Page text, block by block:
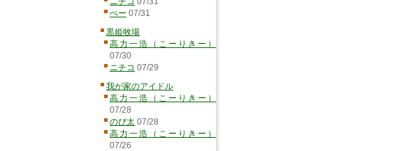
ぺー 07/31
黒姫牧場
高力一浩（こーりきー）
07/30
ニチコ 07/29
我が家のアイドル
高力一浩（こーりきー）
07/28
のび太 07/28
高力一浩（こーりきー）
07/26